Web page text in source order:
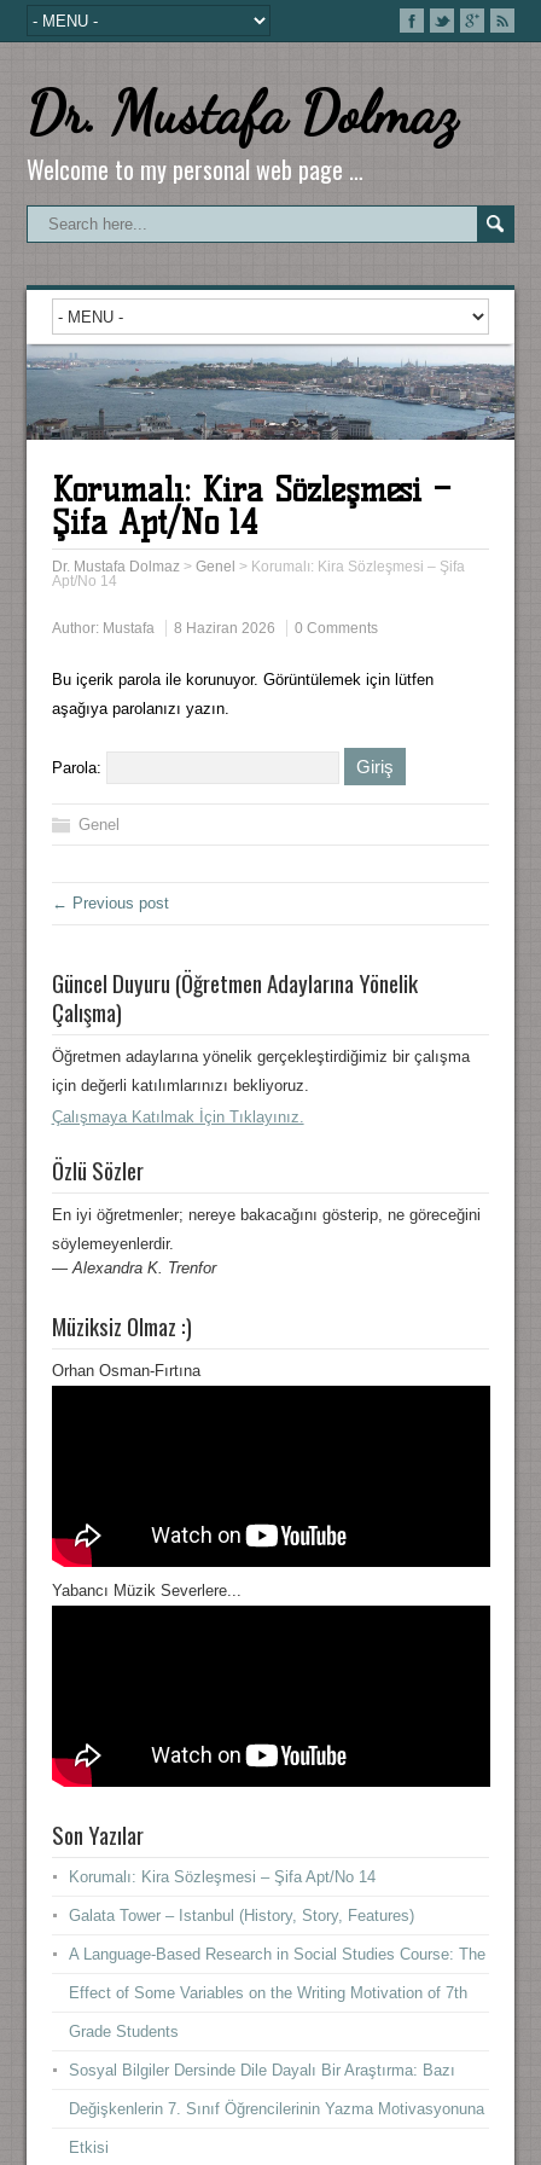
Dr. Mustafa Dolmaz
Welcome to my personal web page …
Korumalı: Kira Sözleşmesi –
Şifa Apt/No 14
Dr. Mustafa Dolmaz> Genel > Korumalı: Kira Sözleşmesi – Şifa
Apt/No 14
Author: Mustafa 8 Haziran 2026 0 Comments
Bu içerik parola ile korunuyor. Görüntülemek için lütfen
aşağıya parolanızı yazın.
Parola:
Genel
← Previous post
Güncel Duyuru (Öğretmen Adaylarına Yönelik
Çalışma)
Öğretmen adaylarına yönelik gerçekleştirdiğimiz bir çalışma
için değerli katılımlarınızı bekliyoruz.
Çalışmaya Katılmak İçin Tıklayınız.
Özlü Sözler
En iyi öğretmenler; nereye bakacağını gösterip, ne göreceğini
söylemeyenlerdir.
—Alexandra K. Trenfor
Müziksiz Olmaz :)
Orhan Osman-Fırtına
Yabancı Müzik Severlere...
Son Yazılar
Korumalı: Kira Sözleşmesi – Şifa Apt/No 14
Galata Tower – Istanbul (History, Story, Features)
A Language-Based Research in Social Studies Course: The
Effect of Some Variables on the Writing Motivation of 7th
Grade Students
Sosyal Bilgiler Dersinde Dile Dayalı Bir Araştırma: Bazı
Değişkenlerin 7. Sınıf Öğrencilerinin Yazma Motivasyonuna
Etkisi